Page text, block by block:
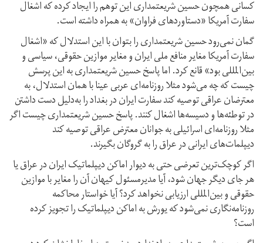
کسانی همچون حسین شریعتمداری این توهم را ایجاد کرده که اشغال
سفارت آمریکا «دستاوردهای فراوان» به همراه داشته است.
گمان نمی‌رود حسین شریعتمداری را بتوان با این استدلال که «اشغال
سفارت آمریکا مغایر منافع ملی ایران و مغایر موازین حقوقی، سیاسی و
بین‌المللی بود» قانع کرد. اما پاسخ حسین شریعتمداری به این پرسش
چیست که چه می‌شود مثلا روزنامه‌ای عربی عینا با همان استدلال، به
معترضان عراقی توصیه کند سفارت ایران در بغداد را به‌دلیل دست داشتن
در توطئه‌ها و دسیسه‌ها اشغال کنند. پاسخ حسین شریعتمداری چیست اگر
مثلا روزنامه‌ای اسرائیلی به جوانان معترض عراقی توصیه کند
دیپلمات‌های ایرانی در عراق را به گروگان بگیرند.
اگر کوچک‌ترین تعرضی حتی به دیوار اماکن دیپلماتیک ایران در عراق یا
هر جای دیگر جهان شود، آیا مدیر‌مسئول کیهان آن را مغایر با موازین
حقوقی و بین‌المللی ارزیابی نخواهد کرد؟ آیا خواستار محاکمه
روزنامه‌نگاری نمی‌شود که یورش به اماکن دیپلماتیک را تجویز کرده
است؟